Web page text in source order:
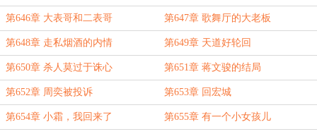
第646章 大表哥和二表哥 第647章 歌舞厅的大老板
第648章 走私烟酒的内情 第649章 天道好轮回
第650章 杀人莫过于诛心 第651章 蒋文骏的结局
第652章 周奕被投诉 第653章 回宏城
第654章 小霜，我回来了 第655章 有一个小女孩儿